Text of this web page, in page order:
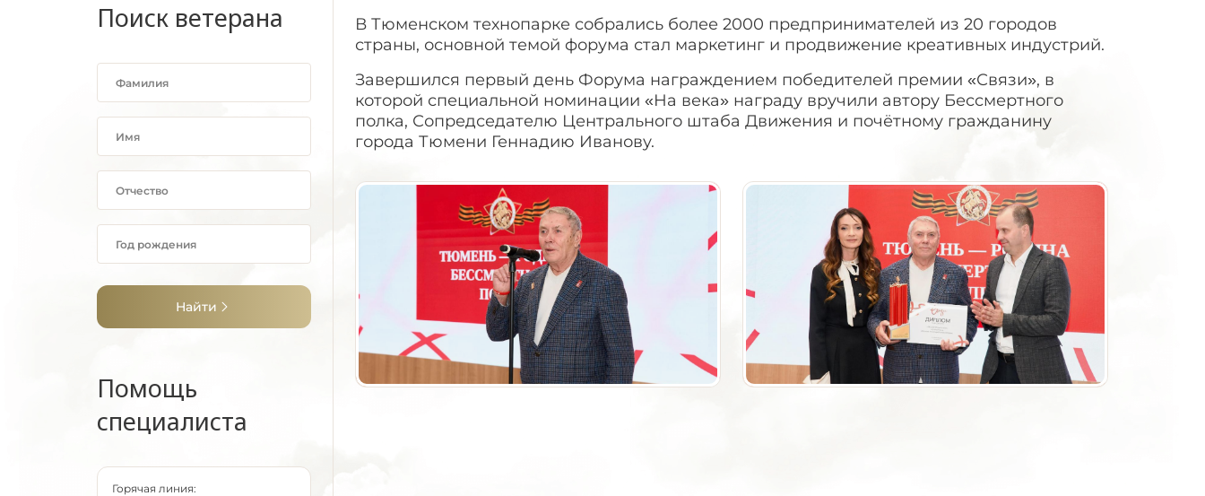
Поиск ветерана
Найти
Помощь
специалиста
Горячая линия:
В Тюменском технопарке собрались более 2000 предпринимателей из 20 городов
страны, основной темой форума стал маркетинг и продвижение креативных индустрий.
Завершился первый день Форума награждением победителей премии «Связи», в
которой специальной номинации «На века» награду вручили автору Бессмертного
полка, Сопредседателю Центрального штаба Движения и почётному гражданину
города Тюмени Геннадию Иванову.